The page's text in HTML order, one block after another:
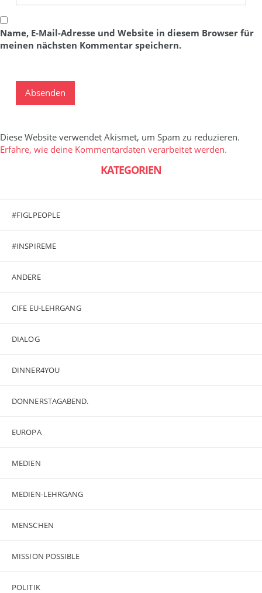
Name, E-Mail-Adresse und Website in diesem Browser für
meinen nächsten Kommentar speichern.
Diese Website verwendet Akismet, um Spam zu reduzieren.
Erfahre, wie deine Kommentardaten verarbeitet werden.
KATEGORIEN
#FIGLPEOPLE
#INSPIREME
ANDERE
CIFE EU-LEHRGANG
DIALOG
DINNER4YOU
DONNERSTAGABEND.
EUROPA
MEDIEN
MEDIEN-LEHRGANG
MENSCHEN
MISSION POSSIBLE
POLITIK